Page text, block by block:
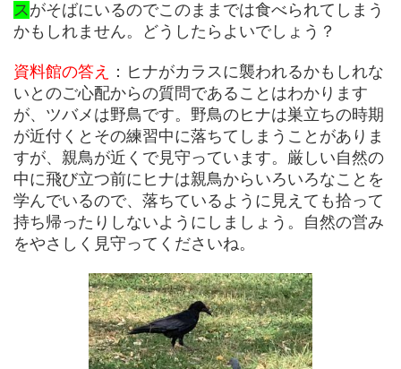
スがそばにいるのでこのままでは食べられてしまう
かもしれません。どうしたらよいでしょう？
資料館の答え
：ヒナがカラスに襲われるかもしれな
いとのご心配からの質問であることはわかります
が、ツバメは野鳥です。野鳥のヒナは巣立ちの時期
が近付くとその練習中に落ちてしまうことがありま
すが、親鳥が近くで見守っています。厳しい自然の
中に飛び立つ前にヒナは親鳥からいろいろなことを
学んでいるので、落ちているように見えても拾って
持ち帰ったりしないようにしましょう。自然の営み
をやさしく見守ってくださいね。